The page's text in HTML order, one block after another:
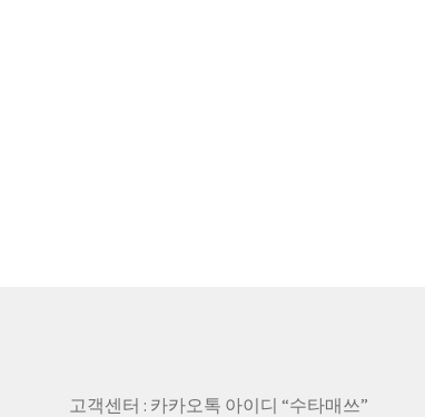
고객센터 : 카카오톡 아이디 “수타매쓰”